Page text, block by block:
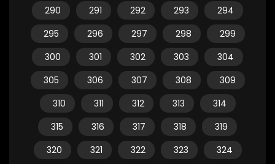
290
291 292 293
294
295
296 297 298
299
300
301 302 303
304
305
306 307 308
309
310
311 312 313
314
315
316 317 318
319
320
321 322 323
324